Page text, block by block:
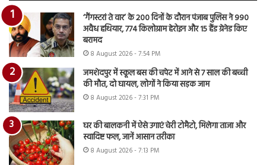
‘गैंगस्टरां ते वार’ के 200 दिनों के दौरान पंजाब पुलिस ने 990
अवैध हथियार, 774 किलोग्राम हेरोइन और 15 हैंड ग्रेनेड किए
बरामद
8 August 2026 - 7:54 PM
जमशेदपुर में स्कूल बस की चपेट में आने से 7 साल की बच्ची
की मौत, दो घायल, लोगों ने किया सड़क जाम
8 August 2026 - 7:31 PM
घर की बालकनी में ऐसे उगाएं चेरी टोमैटो, मिलेगा ताजा और
स्वादिष्ट फल, जानें आसान तरीका
8 August 2026 - 7:13 PM